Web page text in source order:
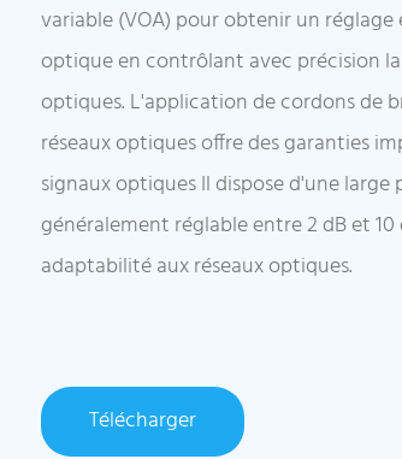
variable (VOA) pour obtenir un
optique en contrôlant avec précision
optiques. L'application de cordons de
réseaux optiques offre des garanties
signaux optiques Il dispose d'une
généralement réglable entre 2 dB et
adaptabilité aux réseaux optiques.
Télécharger